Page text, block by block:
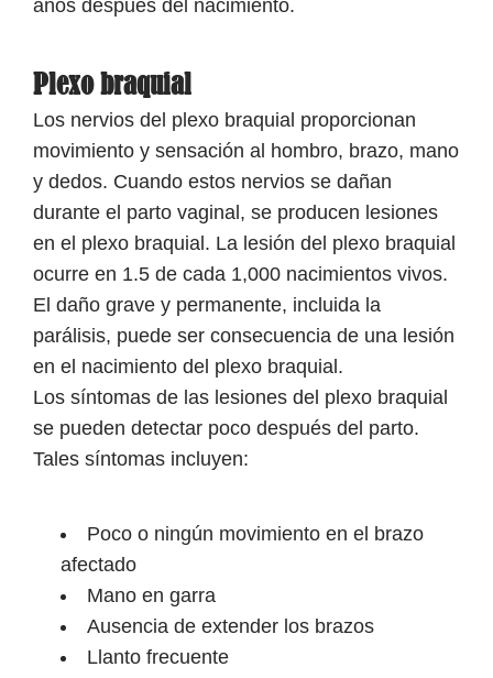
años después del nacimiento.
Plexo braquial
Los nervios del plexo braquial proporcionan
movimiento y sensación al hombro, brazo, mano
y dedos. Cuando estos nervios se dañan
durante el parto vaginal, se producen lesiones
en el plexo braquial. La lesión del plexo braquial
ocurre en 1.5 de cada 1,000 nacimientos vivos.
El daño grave y permanente, incluida la
parálisis, puede ser consecuencia de una lesión
en el nacimiento del plexo braquial.
Los síntomas de las lesiones del plexo braquial
se pueden detectar poco después del parto.
Tales síntomas incluyen:
Poco o ningún movimiento en el brazo
afectado
Mano en garra
Ausencia de extender los brazos
Llanto frecuente